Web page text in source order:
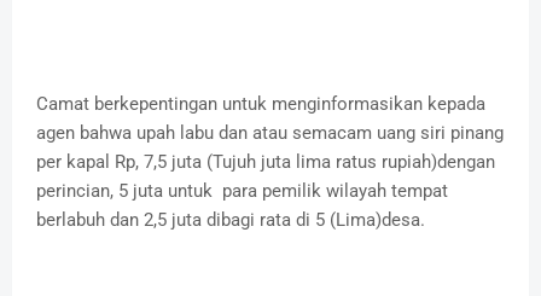
Camat berkepentingan untuk menginformasikan kepada
agen bahwa upah labu dan atau semacam uang siri pinang
per kapal Rp, 7,5 juta (Tujuh juta lima ratus rupiah)dengan
perincian, 5 juta untuk para pemilik wilayah tempat
berlabuh dan 2,5 juta dibagi rata di 5 (Lima)desa.